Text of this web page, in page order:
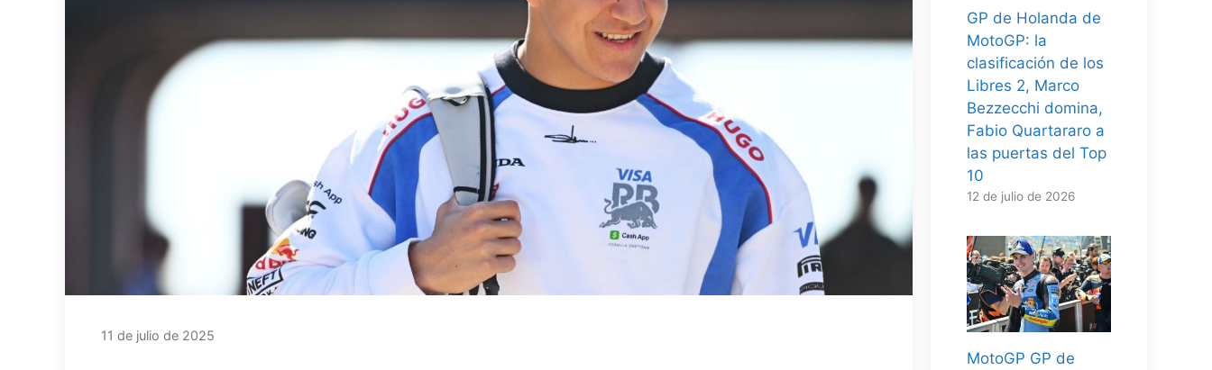
11 de julio de 2025
GP de Holanda de
MotoGP: la
clasificación de los
Libres 2, Marco
Bezzecchi domina,
Fabio Quartararo a
las puertas del Top
10
12 de julio de 2026
MotoGP GP de